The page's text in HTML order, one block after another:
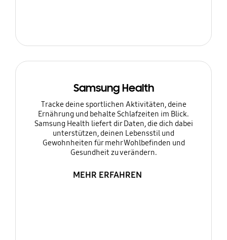
Samsung Health
Tracke deine sportlichen Aktivitäten, deine
Ernährung und behalte Schlafzeiten im Blick.
Samsung Health liefert dir Daten, die dich dabei
unterstützen, deinen Lebensstil und
Gewohnheiten für mehr Wohlbefinden und
Gesundheit zu verändern.
MEHR ERFAHREN